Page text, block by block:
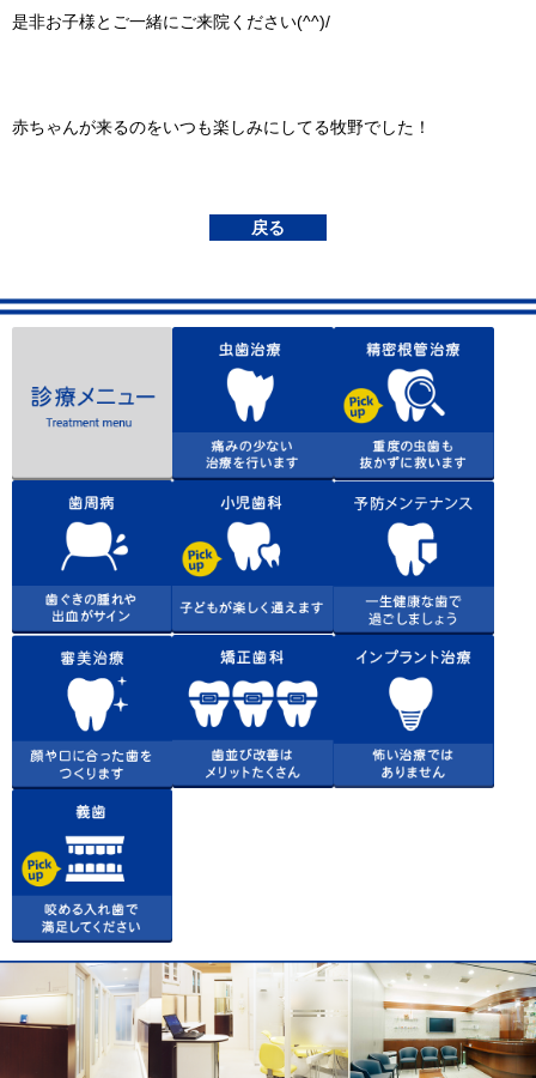
是非お子様とご一緒にご来院ください(^^)/
赤ちゃんが来るのをいつも楽しみにしてる牧野でした！
戻る